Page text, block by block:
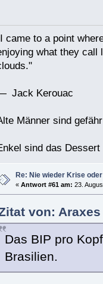
came to a point
what they call
Jack Kerouac
Männer sind
sind das
Re: Nie wieder Krise
« Antwort #61 am: 23.
von: Araxes
Das BIP pro
Brasilien.